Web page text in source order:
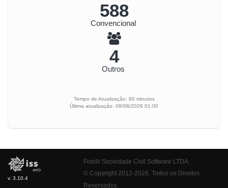
656
Convencional
5
Outros
Tempo de Atualização: 60 minutos
Última atualização: 08/08/2026 01:00
v. 3.10.4
Fiorilli Sociedade Civil Software LTDA
© Copyright 2012-2026. Todos os Direitos
Reservados.